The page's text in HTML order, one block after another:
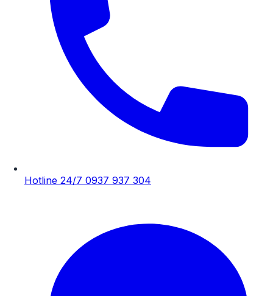
Hotline 24/7 0937 937 304